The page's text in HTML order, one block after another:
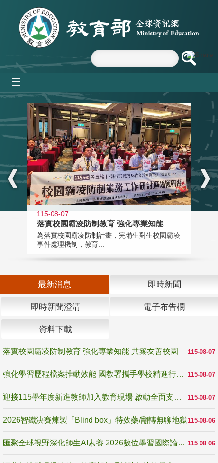
跳到主要內容區塊
:::
115-08-07
落實校園霸凌防制教育 強化專業知能
為落實校園霸凌防制計畫，完備生對生校園霸凌
事件處理機制，教育...
最新消息 即時新聞
即時新聞澄清 電子布告欄
資料下載
115-08-07
落實校園霸凌防制教育 強化專業知能 共築友善校園
115-08-07
強化學習歷程檔案推動效能 國教署攜手學校精進行政與教學支持
115-08-07
迎接115學年度新進教師加入教育現場 啟動全面支持陪伴
115-08-06
2026智鐵決賽煉製「Blind box」特效藥/翻轉無聊地獄
115-08-06
匯聚全球視野深化師生AI素養 2026數位學習國際論壇高雄登場